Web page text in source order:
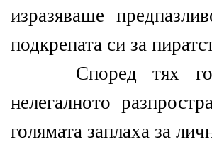
изразяваше
подкрепата си за
Според тях
нелегалното
голямата заплаха за